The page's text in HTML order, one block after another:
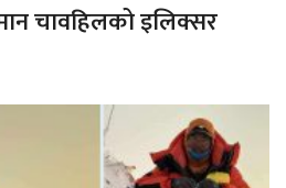
चावहिलको इलिक्सर